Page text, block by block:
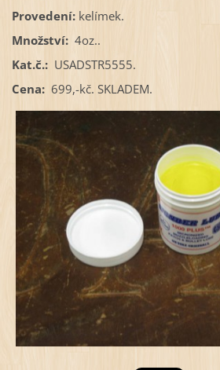
Provedení:kelímek.
Množství:4oz..
Kat.č.:USADSTR5555.
Cena: 699,-kč. SKLADEM.